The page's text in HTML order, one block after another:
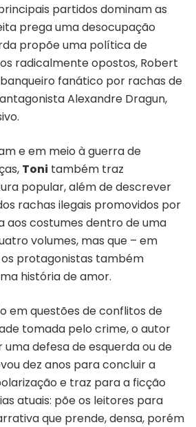
partidos dominam as
prega uma desocupação
propõe uma política de
radicalmente opostos, Robert
fanático por rachas de
Alexandre Dragun,
e em meio à guerra de
Toni também traz
popular, além de descrever
rachas ilegais promovidos por
aos costumes dentro de uma
volumes, mas que – em
os protagonistas também
história de amor.
em questões de conflitos de
tomada pelo crime, o autor
defesa de esquerda ou de
dez anos para concluir a
e traz para a ficção
atuais: põe os leitores para
que prende, densa, porém